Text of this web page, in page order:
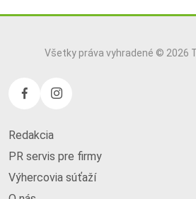
Všetky práva vyhradené © 2026
Redakcia
PR servis pre firmy
Výhercovia súťaží